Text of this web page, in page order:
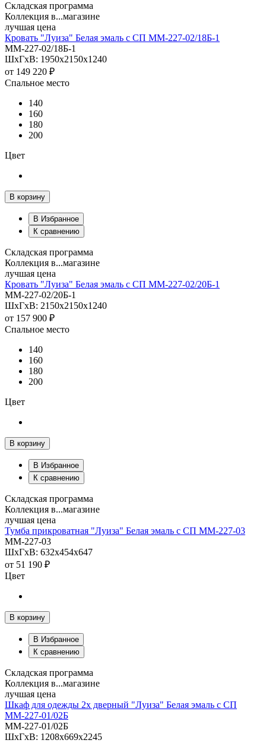
Складская программа
Коллекция в...магазине
лучшая цена
Кровать "Луиза" Белая эмаль с СП ММ-227-02/18Б-1
ММ-227-02/18Б-1
ШхГхВ: 1950х2150х1240
от 149 220 ₽
Спальное место
140
160
180
200
Цвет
В корзину
В Избранное
К сравнению
Складская программа
Коллекция в...магазине
лучшая цена
Кровать "Луиза" Белая эмаль с СП ММ-227-02/20Б-1
ММ-227-02/20Б-1
ШхГхВ: 2150х2150х1240
от 157 900 ₽
Спальное место
140
160
180
200
Цвет
В корзину
В Избранное
К сравнению
Складская программа
Коллекция в...магазине
лучшая цена
Тумба прикроватная "Луиза" Белая эмаль с СП ММ-227-03
ММ-227-03
ШхГхВ: 632х454х647
от 51 190 ₽
Цвет
В корзину
В Избранное
К сравнению
Складская программа
Коллекция в...магазине
лучшая цена
Шкаф для одежды 2х дверный "Луиза" Белая эмаль с СП
ММ-227-01/02Б
ММ-227-01/02Б
ШхГхВ: 1208х669х2245